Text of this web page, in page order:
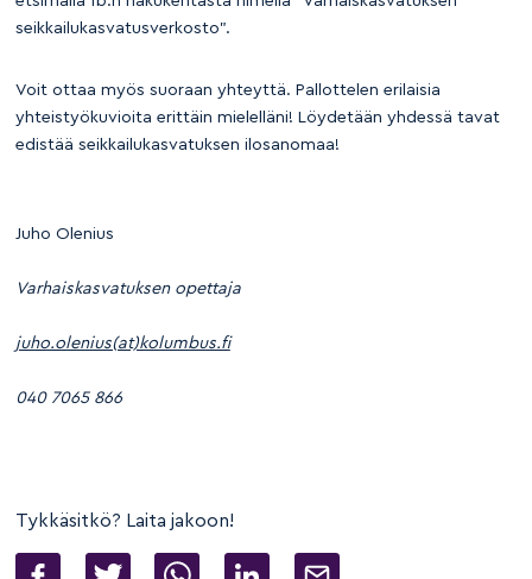
seikkailukasvatusverkosto”.
Voit ottaa myös suoraan yhteyttä. Pallottelen erilaisia
yhteistyökuvioita erittäin mielelläni! Löydetään yhdessä tavat
edistää seikkailukasvatuksen ilosanomaa!
Juho Olenius
Varhaiskasvatuksen opettaja
juho.olenius(at)kolumbus.fi
040 7065 866
Tykkäsitkö? Laita jakoon!